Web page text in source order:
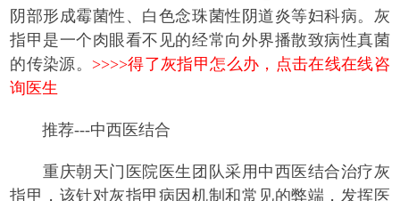
阴部形成霉菌性、白色念珠菌性阴道炎等妇科病。灰
指甲是一个肉眼看不见的经常向外界播散致病性真菌
的传染源。 >>>>得了灰指甲怎么办，点击在线在线咨
询医生
推荐---中西医结合
重庆朝天门医院医生团队采用中西医结合治疗灰
指甲，该针对灰指甲病因机制和常见的弊端，发挥医